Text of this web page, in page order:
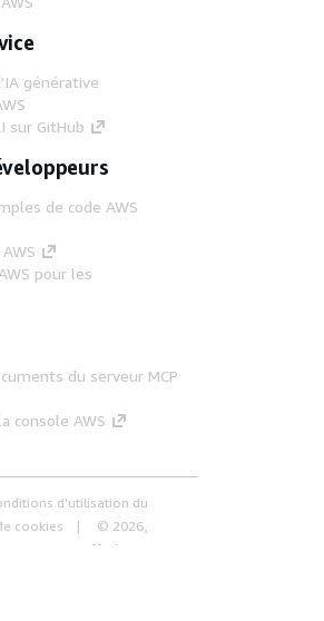
générative
sur GitHub
de code AWS
pour les
du serveur MCP
console AWS
d'utilisation du
cookies
© 2026,
Inc. ou ses affiliés. Tous